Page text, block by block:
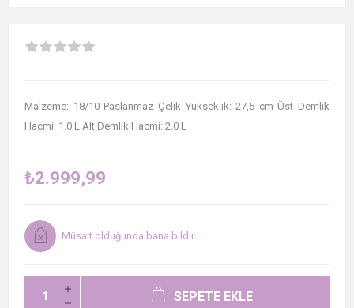
Malzeme: 18/10 Paslanmaz Çelik Yükseklik: 27,5 cm Üst Demlik
Hacmi: 1.0 L Alt Demlik Hacmi: 2.0 L
₺2.999,99
Müsait olduğunda bana bildir
SEPETE EKLE